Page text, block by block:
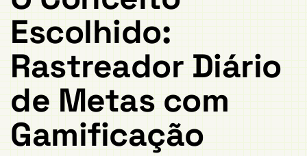
Escolhido:
Rastreador Diário
de Metas com
Gamificação